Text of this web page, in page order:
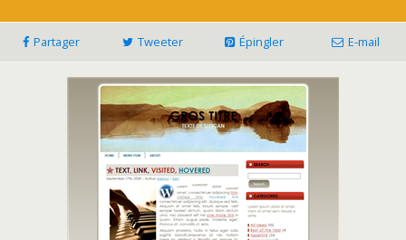
Partager Tweeter Épingler E-mail